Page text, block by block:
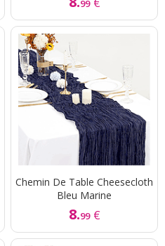
99
Chemin De Table Cheesecloth
Bleu Marine
8.99 €